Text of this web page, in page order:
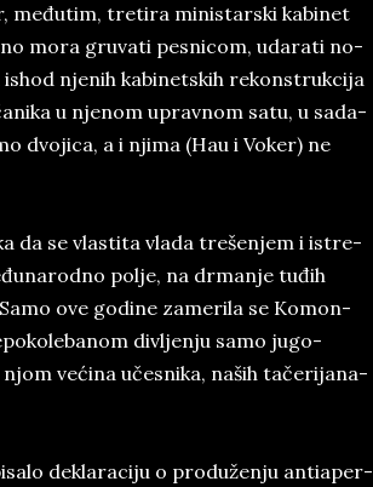
međutim, tre­ti­ra mi­ni­star­ski ka­bi­net
mo­ra ­gru­va­ti pe­sni­com, uda­ra­ti no­
nje­nih ka­bi­net­skih re­kon­struk­ci­ja
u nje­nom uprav­nom satu, u sa­da­
dvo­ji­ca, a i nji­ma (Hau i Voker) ne
da se vla­sti­ta vla­da trešen­jem i is­tre­
pol­je, na dr­man­je tuđih
ove go­di­ne ­za­me­ri­la se Ko­mon­
div­ljen­ju samo ju­go­
većina učesni­ka, na­ših tačeri­ja­na­
de­kla­ra­ci­ju o pro­duženju an­ti­a­per­